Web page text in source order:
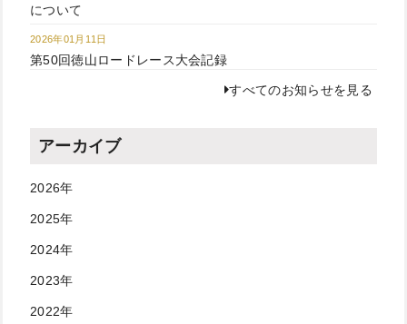
について
2026年01月11日
第50回徳山ロードレース大会記録
すべてのお知らせを見る
アーカイブ
2026年
2025年
2024年
2023年
2022年